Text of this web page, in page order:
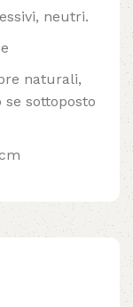
neutri.
naturali,
sottoposto